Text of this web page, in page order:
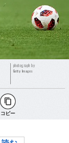
photograph by
Getty Images
コピー